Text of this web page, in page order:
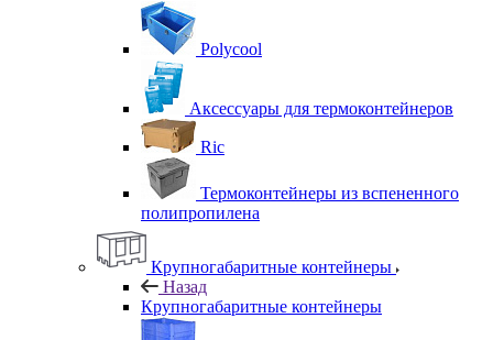
Polycool
Аксессуары для термоконтейнеров
Ric
Термоконтейнеры из вспененного
полипропилена
Крупногабаритные контейнеры
Назад
Крупногабаритные контейнеры